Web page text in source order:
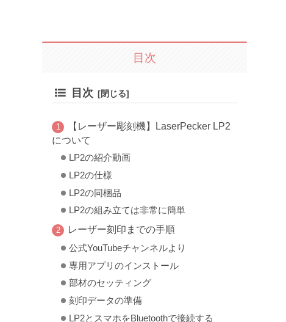
目次
目次
【レーザー彫刻機】LaserPecker LP2
について
LP2の紹介動画
LP2の仕様
LP2の同梱品
LP2の組み立ては非常に簡単
レーザー刻印までの手順
公式YouTubeチャンネルより
専用アプリのインストール
部材のセッティング
刻印データの準備
LP2とスマホをBluetoothで接続する